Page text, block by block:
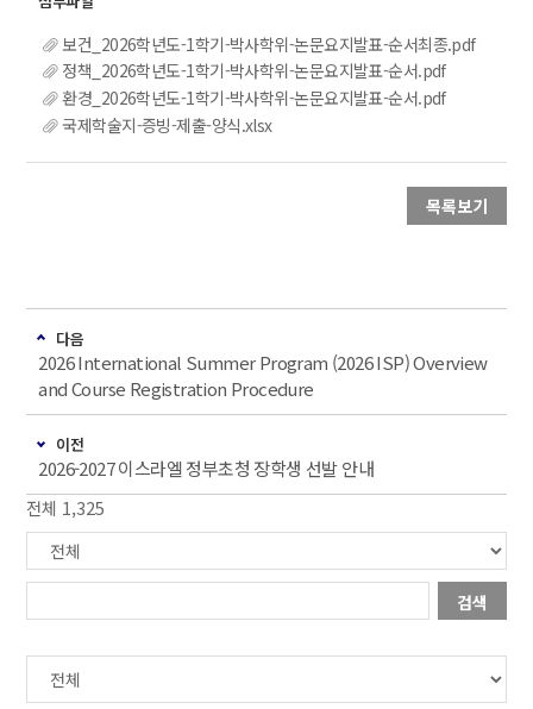
보건_2026학년도-1학기-박사학위-논문요지발표-순서최종.pdf
정책_2026학년도-1학기-박사학위-논문요지발표-순서.pdf
환경_2026학년도-1학기-박사학위-논문요지발표-순서.pdf
국제학술지-증빙-제출-양식.xlsx
목록보기
다음
2026 International Summer Program (2026 ISP) Overview
and Course Registration Procedure
이전
2026-2027 이스라엘 정부초청 장학생 선발 안내
전체 1,325
검색